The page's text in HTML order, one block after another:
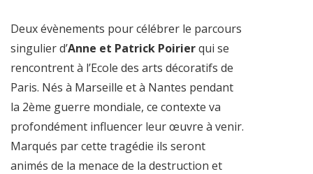
Deux évènements pour célébrer le parcours
singulier d’Anne et Patrick Poirierqui se
rencontrent à l’Ecole des arts décoratifs de
Paris. Nés à Marseille et à Nantes pendant
la 2ème guerre mondiale, ce contexte va
profondément influencer leur œuvre à venir.
Marqués par cette tragédie ils seront
animés de la menace de la destruction et